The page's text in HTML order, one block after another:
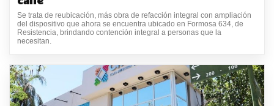
Se trata de reubicación, más obra de refacción integral con ampliación
del dispositivo que ahora se encuentra ubicado en Formosa 634, de
Resistencia, brindando contención integral a personas que la
necesitan.